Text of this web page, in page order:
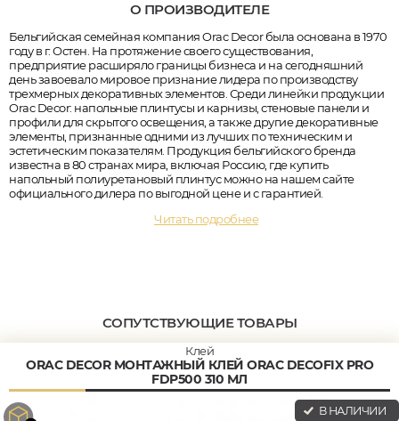
О ПРОИЗВОДИТЕЛЕ
Бельгийская семейная компания Orac Decor была основана в 1970
году в г. Остен. На протяжение своего существования,
предприятие расширяло границы бизнеса и на сегодняшний
день завоевало мировое признание лидера по производству
трехмерных декоративных элементов. Среди линейки продукции
Orac Decor: напольные плинтусы и карнизы, стеновые панели и
профили для скрытого освещения, а также другие декоративные
элементы, признанные одними из лучших по техническим и
эстетическим показателям. Продукция бельгийского бренда
известна в 80 странах мира, включая Россию, где купить
напольный полиуретановый плинтус можно на нашем сайте
официального дилера по выгодной цене и с гарантией.
Читать подробнее
СОПУТСТВУЮЩИЕ ТОВАРЫ
Клей
ORAC DECOR МОНТАЖНЫЙ КЛЕЙ ORAC DECOFIX PRO
FDP500 310 МЛ
В НАЛИЧИИ